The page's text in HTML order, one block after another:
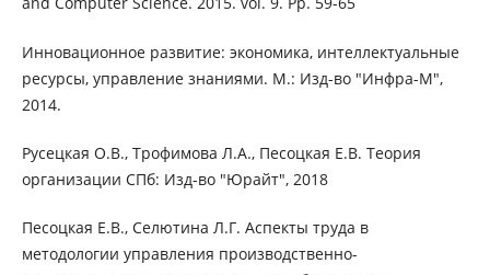
Инновационное развитие: экономика, интеллектуальные
ресурсы, управление знаниями. М.: Изд-во "Инфра-М",
2014.
Русецкая О.В., Трофимова Л.А., Песоцкая Е.В. Теория
организации СПб: Изд-во "Юрайт", 2018
Песоцкая Е.В., Селютина Л.Г. Аспекты труда в
методологии управления производственно-